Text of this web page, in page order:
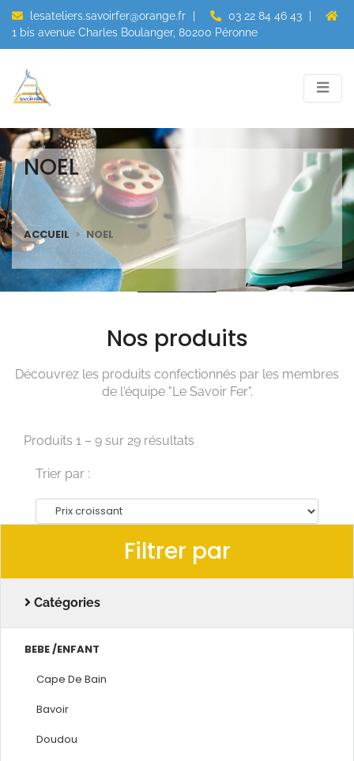
lesateliers.savoirfer@orange.fr 03 22 84 46 43
1 bis avenue Charles Boulanger, 80200 Péronne
NOEL
ACCUEIL NOEL
Nos produits
Découvrez les produits confectionnés par les membres
de l'équipe "Le Savoir Fer".
Produits 1 – 9 sur 29 résultats
Trier par :
Filtrer par
Catégories
BEBE /ENFANT
Cape De Bain
Bavoir
Doudou